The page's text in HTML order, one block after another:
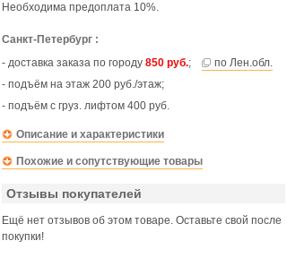
Необходима предоплата 10%.
Санкт-Петербург :
- доставка заказа по городу 850 руб.;
по Лен.обл.
- подъём на этаж 200 руб./этаж;
- подъём с груз. лифтом 400 руб.
Описание и характеристики
Похожие и сопутствующие товары
Отзывы покупателей
Ещё нет отзывов об этом товаре. Оставьте свой после
покупки!